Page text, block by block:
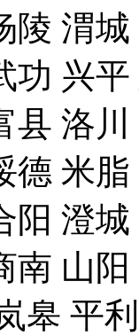
陵 渭
功 兴
县 洛
德 米
阳 澄
南 山
皋 平